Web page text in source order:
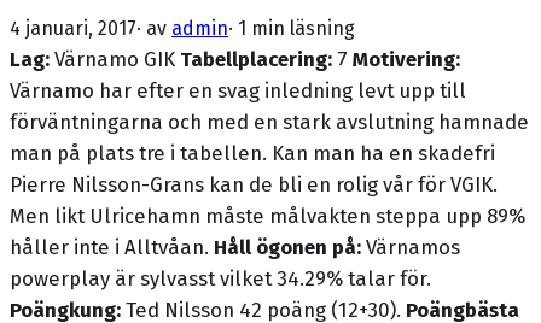
4 januari, 2017· av admin· 1 min läsning
Lag: Värnamo GIK Tabellplacering: 7 Motivering:
Värnamo har efter en svag inledning levt upp till
förväntningarna och med en stark avslutning hamnade
man på plats tre i tabellen. Kan man ha en skadefri
Pierre Nilsson-Grans kan de bli en rolig vår för VGIK.
Men likt Ulricehamn måste målvakten steppa upp 89%
håller inte i Alltvåan. Håll ögonen på: Värnamos
powerplay är sylvasst vilket 34.29% talar för.
Poängkung: Ted Nilsson 42 poäng (12+30). Poängbästa